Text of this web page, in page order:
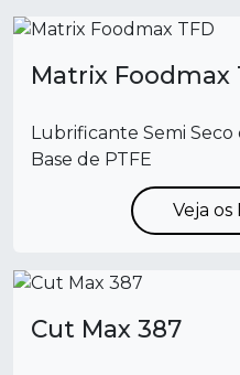
Matrix Foodmax
Lubrificante Semi
Base de PTFE
Veja
Cut Max 387